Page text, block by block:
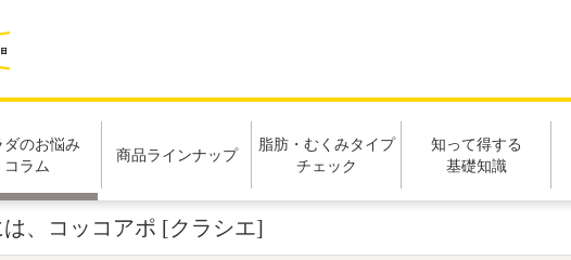
、コッコアポ [クラシエ]
ダのお悩み
コラム
商品ラインナップ
脂肪・むくみタイプ
チェック
知って得する
基礎知識